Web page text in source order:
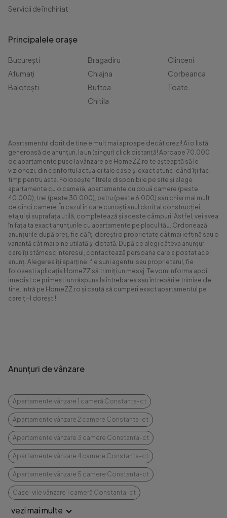
Servicii de închiriat
Principalele orașe
București
Afumați
Balotești
Bragadiru
Chiajna
Buftea
Chitila
Clinceni
Corbeanca
Toate...
Apartamentul dorit de tine e mult mai aproape decât crezi! Ai o listă
generoasă de anunțuri, la un (singur) click distanță! Aproape 70.000
de apartamente puse la vânzare pe HomeZZ.ro te așteaptă să le
vizionezi, din confortul actualei tale case și exact atunci când îți faci
timp pentru asta. Folosește filtrele disponibile pe site și alege
apartamente cu o cameră, apartamente cu două camere (peste
40.000), trei (peste 30.000), patru (peste 6.000) sau chiar mai mult
de cinci camere. În cazul în care cunoști anul dorit al construcției,
etajul și suprafața utilă, completează și aceste câmpuri. Astfel, vei avea
în fața ta exact anunțurile cu apartamente pe placul tău. Ordonează
anunțurile după preț, fie că îți dorești o proprietate cât mai ieftină sau o
variantă cât mai bine utilată și dotată. După ce alegi câteva anunțuri
care îți stârnesc interesul, contactează persoana care a postat acel
anunț. Alegerea îți aparține: fie suni agentul sau proprietarul, fie
folosești aplicația HomeZZ să trimiți un mesaj. Te vom informa apoi,
imediat ce primești un răspuns la întrebarea sau întrebările trimise de
tine. Intră pe HomeZZ.ro și caută să cumperi exact apartamentul pe
care ți-l dorești!
Anunțuri de vânzare
Apartamente vânzare 1 cameră Constanta-ct
Apartamente vânzare 2 camere Constanta-ct
Apartamente vânzare 3 camere Constanta-ct
Apartamente vânzare 4 camere Constanta-ct
Apartamente vânzare 5 camere Constanta-ct
Case-vile vânzare 1 cameră Constanta-ct
vezi mai multe